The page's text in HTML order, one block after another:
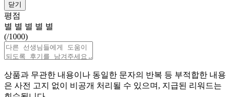
닫기
평점
별 별 별 별 별
(/1000)
상품과 무관한 내용이나 동일한 문자의 반복 등 부적합한 내용
은 사전 고지 없이 비공개 처리될 수 있으며, 지급된 리워드는